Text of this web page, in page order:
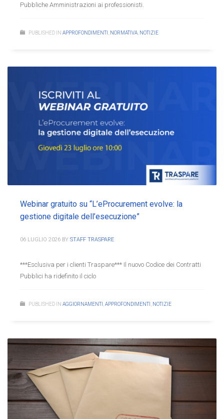
Pubbliche Amministrazioni ai professionisti.
PUBLISHED IN APPROFONDIMENTI NORMATIVA NOTIZIE
Webinar gratuito su “L’eProcurement evolve: la
gestione digitale dell’esecuzione”
06 LUGLIO 2026 BY STAFF TRASPARE
***Esclusiva per i clienti Traspare*** Il nuovo Codice dei Contratti
Pubblici ha ridefinito il ciclo
PUBLISHED IN AGGIORNAMENTI APPROFONDIMENTI NOTIZIE